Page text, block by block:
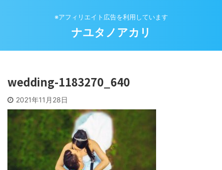
※アフィリエイト広告を利用しています
ナユタノアカリ
wedding-1183270_640
2021年11月28日